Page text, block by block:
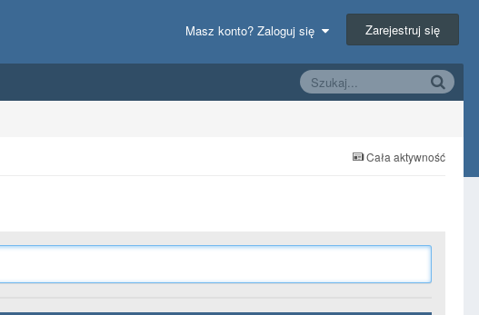
Masz konto? Zaloguj się Zarejestruj się
Cała aktywność